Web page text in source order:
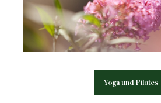
Yoga und Pilates